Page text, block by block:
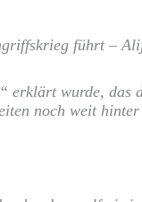
führt –
erklärt wurde, das
noch weit hinter